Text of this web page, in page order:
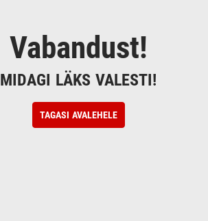
Vabandust!
MIDAGI LÄKS VALESTI!
TAGASI AVALEHELE